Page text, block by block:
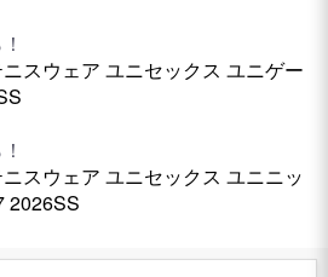
スウェア ユニセックス ユニゲー
スウェア ユニセックス ユニニッ
2026SS